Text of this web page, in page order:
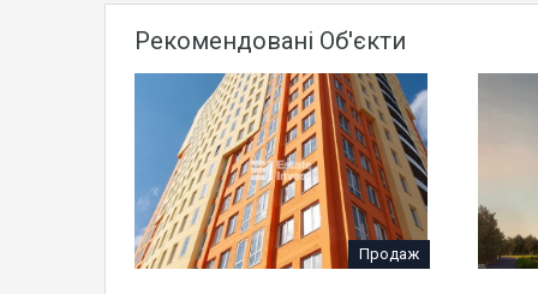
Рекомендовані Об'єкти
Продаж